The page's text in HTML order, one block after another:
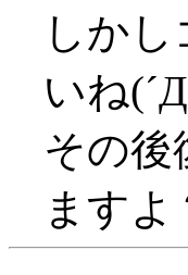
しか
いね(´Д
その後
ますよ